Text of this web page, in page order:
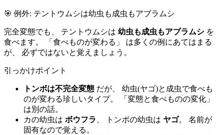
🎯 例外: テントウムシは幼虫も成虫もアブラムシ
完全変態でも、 テントウムシは 幼虫も成虫もアブラムシ を
食べます。 「食べものが変わる」 は多くの例にあてはまる
が、 必ずではないと覚えましょう。
引っかけポイント
トンボは不完全変態 だが、 幼虫(ヤゴ)と成虫で食べも
のが変わる珍しいタイプ。 「変態と食べものの変化」
は別の話。
カの幼虫は ボウフラ 、 トンボの幼虫は ヤゴ。 名前が
固有なので覚える。